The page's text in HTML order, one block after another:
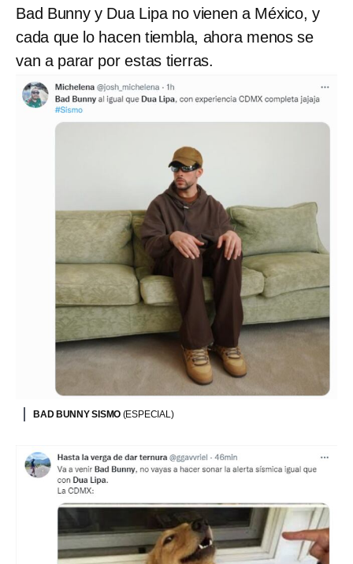
Bad Bunny y Dua Lipa no vienen a México, y
cada que lo hacen tiembla, ahora menos se
van a parar por estas tierras.
BAD BUNNY SISMO (ESPECIAL)